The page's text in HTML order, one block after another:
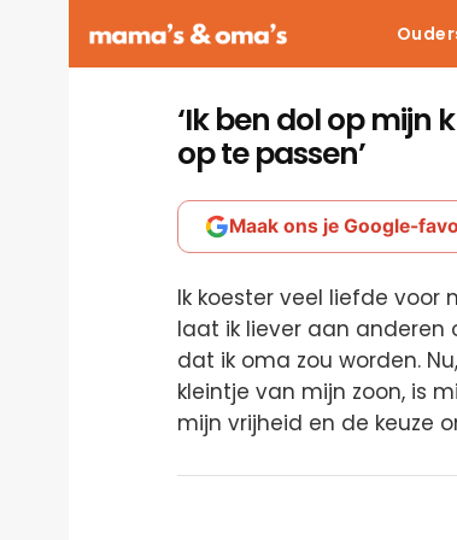
‘Ik ben dol op mijn
op te passen’
Maak ons je Google-
Ik koester veel liefde voor
laat ik liever aan anderen
dat ik oma zou worden.
kleintje van mijn zoon, is
mijn vrijheid en de keuze